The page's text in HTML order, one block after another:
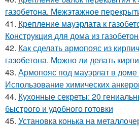
газобетона. Межэтажное
41. Крепление мауэрлата к
Конструкция для дома из
42. Как сделать армопояс из
газобетона. Можно ли делать
43. Армопояс под мауэрлат в доме
Использование химических
44. Кухонные секреты: 20
быстрого и удобного готовки
45. Установка конька на